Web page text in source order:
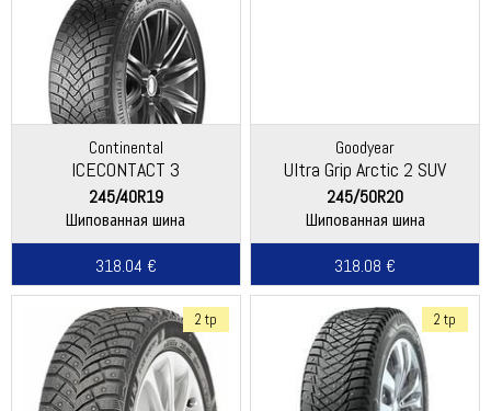
Continental
ICECONTACT 3
245/40R19
Шипованная шина
318.04 €
Goodyear
Ultra Grip Arctic 2 SUV
245/50R20
Шипованная шина
318.08 €
2 tp 2 tp